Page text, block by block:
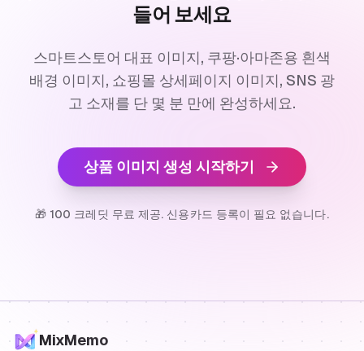
들어 보세요
스마트스토어 대표 이미지, 쿠팡·아마존용 흰색
배경 이미지, 쇼핑몰 상세페이지 이미지, SNS 광
고 소재를 단 몇 분 만에 완성하세요.
상품 이미지 생성 시작하기
🎁 100 크레딧 무료 제공. 신용카드 등록이 필요 없습니다.
MixMemo